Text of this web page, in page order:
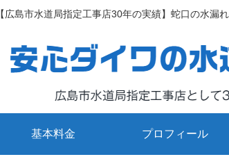
【広島市水道局指定工事店30年の実績】蛇口の水漏
基本料金 プロフィール